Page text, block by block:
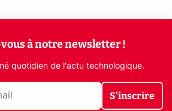
à notre newsletter !
quotidien de l'actu technologique.
S'inscrire